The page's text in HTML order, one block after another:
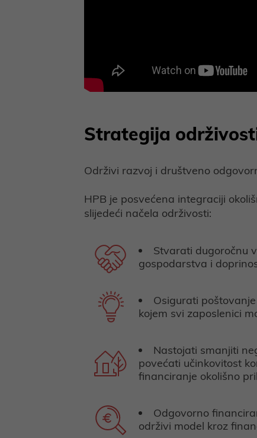
Strategija
Održivi razvoj i društveno
HPB je posvećena integraciji
slijedeći načela održivosti:
Stvarati dugoročnu
gospodarstva i
Osigurati
kojem svi zaposlenici
Nastojati smanjiti
povećati učinkovitost
financiranje okolišno
Odgovorno
održivi model kroz